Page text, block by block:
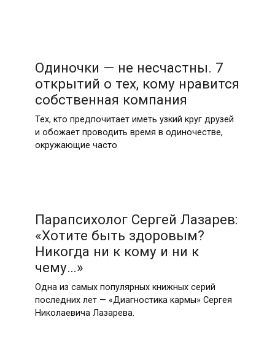
Одиночки — не несчастны. 7
открытий о тех, кому нравится
собственная компания
Тех, кто предпочитает иметь узкий круг друзей
и обожает проводить время в одиночестве,
окружающие часто
Парапсихолог Сергей Лазарев:
«Хотите быть здоровым?
Никогда ни к кому и ни к
чему…»
Одна из самых популярных книжных серий
последних лет — «Диагностика кармы» Сергея
Николаевича Лазарева.